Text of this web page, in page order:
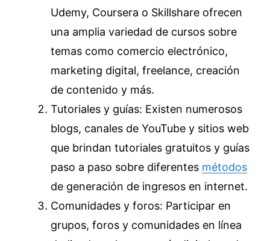
Udemy, Coursera o Skillshare ofrecen
una amplia variedad de cursos sobre
temas como comercio electrónico,
marketing digital, freelance, creación
de contenido y más.
Tutoriales y guías: Existen numerosos
blogs, canales de YouTube y sitios web
que brindan tutoriales gratuitos y guías
paso a paso sobre diferentes métodos
de generación de ingresos en internet.
Comunidades y foros: Participar en
grupos, foros y comunidades en línea